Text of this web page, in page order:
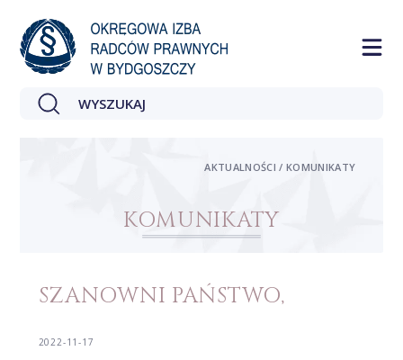
KOMUNIKATY
AKTUALNOŚCI / KOMUNIKATY
SZANOWNI PAŃSTWO,
2022-11-17